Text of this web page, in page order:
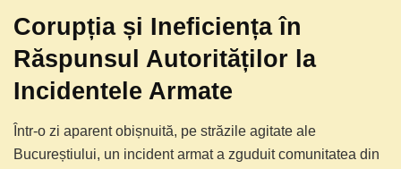
Corupția și Ineficiența în
Răspunsul Autorităților la
Incidentele Armate
Într-o zi aparent obișnuită, pe străzile agitate ale
Bucureștiului, un incident armat a zguduit comunitatea din